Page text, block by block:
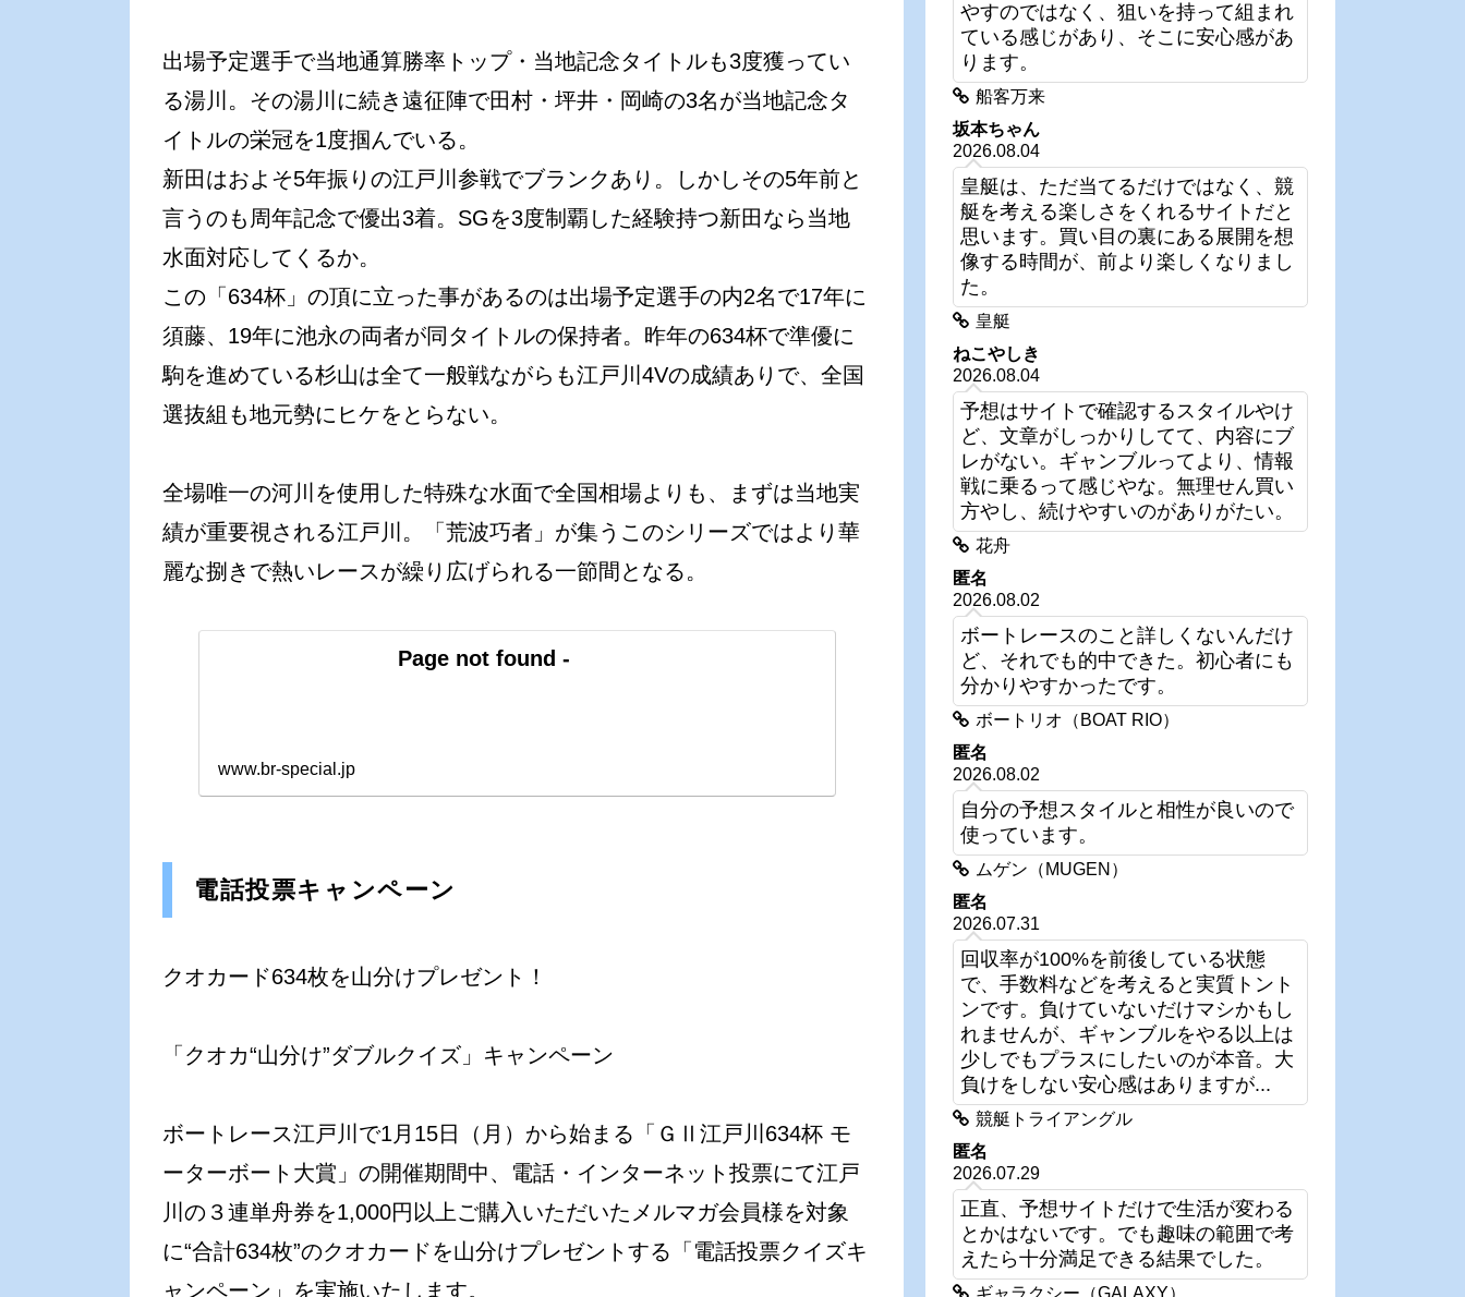
出場予定選手で当地通算勝率トップ・当地記念タイトルも3度獲ってい
る湯川。その湯川に続き遠征陣で田村・坪井・岡崎の3名が当地記念タ
イトルの栄冠を1度掴んでいる。
新田はおよそ5年振りの江戸川参戦でブランクあり。しかしその5年前と
言うのも周年記念で優出3着。SGを3度制覇した経験持つ新田なら当地
水面対応してくるか。
この「634杯」の頂に立った事があるのは出場予定選手の内2名で17年に
須藤、19年に池永の両者が同タイトルの保持者。昨年の634杯で準優に
駒を進めている杉山は全て一般戦ながらも江戸川4Vの成績ありで、全国
選抜組も地元勢にヒケをとらない。
全場唯一の河川を使用した特殊な水面で全国相場よりも、まずは当地実
績が重要視される江戸川。「荒波巧者」が集うこのシリーズではより華
麗な捌きで熱いレースが繰り広げられる一節間となる。
Page not found -
www.br-special.jp
電話投票キャンペーン
クオカード634枚を山分けプレゼント！
「クオカ“山分け”ダブルクイズ」キャンペーン
ボートレース江戸川で1月15日（月）から始まる「ＧⅡ江戸川634杯 モ
ーターボート大賞」の開催期間中、電話・インターネット投票にて江戸
川の３連単舟券を1,000円以上ご購入いただいたメルマガ会員様を対象
に“合計634枚”のクオカードを山分けプレゼントする「電話投票クイズキ
ャンペーン」を実施いたします。
やすのではなく、狙いを持って組まれ
ている感じがあり、そこに安心感があ
ります。
船客万来
坂本ちゃん
2026.08.04
皇艇は、ただ当てるだけではなく、競
艇を考える楽しさをくれるサイトだと
思います。買い目の裏にある展開を想
像する時間が、前より楽しくなりまし
た。
皇艇
ねこやしき
2026.08.04
予想はサイトで確認するスタイルやけ
ど、文章がしっかりしてて、内容にブ
レがない。ギャンブルってより、情報
戦に乗るって感じやな。無理せん買い
方やし、続けやすいのがありがたい。
花舟
匿名
2026.08.02
ボートレースのこと詳しくないんだけ
ど、それでも的中できた。初心者にも
分かりやすかったです。
ボートリオ（BOAT RIO）
匿名
2026.08.02
自分の予想スタイルと相性が良いので
使っています。
ムゲン（MUGEN）
匿名
2026.07.31
回収率が100%を前後している状態
で、手数料などを考えると実質トント
ンです。負けていないだけマシかもし
れませんが、ギャンブルをやる以上は
少しでもプラスにしたいのが本音。大
負けをしない安心感はありますが...
競艇トライアングル
匿名
2026.07.29
正直、予想サイトだけで生活が変わる
とかはないです。でも趣味の範囲で考
えたら十分満足できる結果でした。